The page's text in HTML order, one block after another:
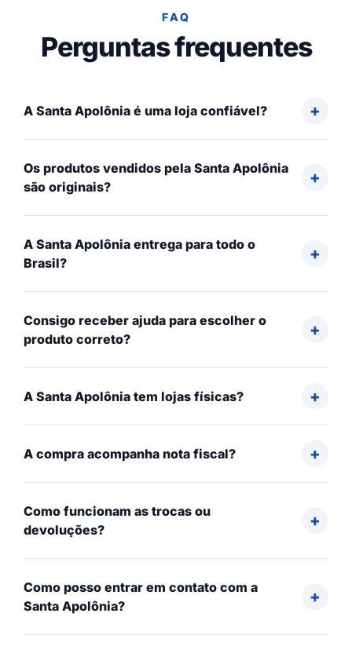
FAQ
Perguntas frequentes
A Santa Apolônia é uma loja confiável?
Os produtos vendidos pela Santa Apolônia
são originais?
A Santa Apolônia entrega para todo o
Brasil?
Consigo receber ajuda para escolher o
produto correto?
A Santa Apolônia tem lojas físicas?
A compra acompanha nota fiscal?
Como funcionam as trocas ou
devoluções?
Como posso entrar em contato com a
Santa Apolônia?